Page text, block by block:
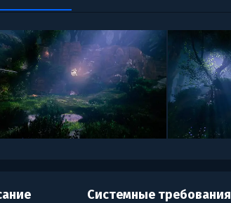
Системные требования